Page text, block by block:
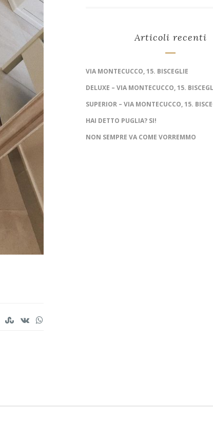
Articoli recenti
VIA MONTECUCCO, 15. BISCEGLIE
DELUXE – VIA MONTECUCCO, 15.
SUPERIOR – VIA MONTECUCCO, 15.
HAI DETTO PUGLIA? SI!
NON SEMPRE VA COME VORREMMO